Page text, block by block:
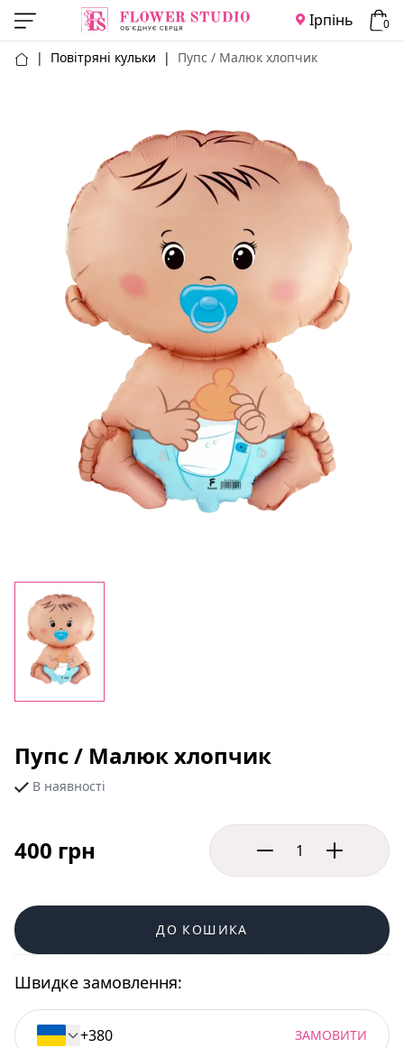
Ірпінь 0
| Повітряні кульки | Пупс / Малюк хлопчик
Пупс / Малюк хлопчик
В наявності
400 грн
ДО КОШИКА
Швидке замовлення:
ЗАМОВИТИ